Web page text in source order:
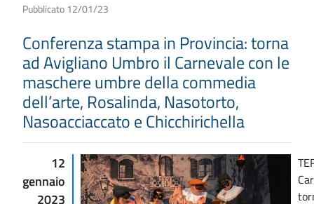
Pubblicato 12/01/23
Conferenza stampa in Provincia: torna
ad Avigliano Umbro il Carnevale con le
maschere umbre della commedia
dell’arte, Rosalinda, Nasotorto,
Nasoacciaccato e Chicchirichella
12
gennaio
2023